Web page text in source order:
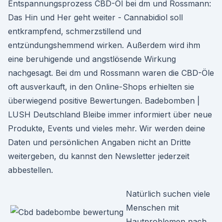
Entspannungsprozess CBD-Öl bei dm und Rossmann:
Das Hin und Her geht weiter - Cannabidiol soll
entkrampfend, schmerzstillend und
entzündungshemmend wirken. Außerdem wird ihm
eine beruhigende und angstlösende Wirkung
nachgesagt. Bei dm und Rossmann waren die CBD-Öle
oft ausverkauft, in den Online-Shops erhielten sie
überwiegend positive Bewertungen. Badebomben |
LUSH Deutschland Bleibe immer informiert über neue
Produkte, Events und vieles mehr. Wir werden deine
Daten und persönlichen Angaben nicht an Dritte
weitergeben, du kannst den Newsletter jederzeit
abbestellen.
Natürlich suchen viele
Menschen mit